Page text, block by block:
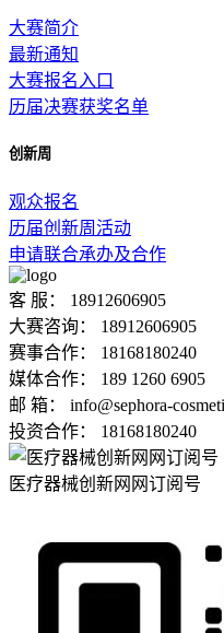
大赛简介
最新通知
大赛报名入口
历届决赛获奖名单
创新周
观众报名
历届创新周活动
申请联合承办及合作
客 服：
18912606905
大赛咨询：
18912606905
赛事合作：
18168180240
媒体合作：
189 1260 6905
邮 箱：
info@sephora-
投资合作：
18168180240
医疗器械创新网网订阅号